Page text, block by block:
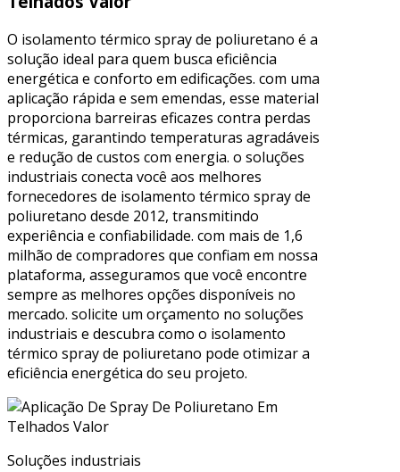
O isolamento térmico spray de poliuretano é a
solução ideal para quem busca eficiência
energética e conforto em edificações. com uma
aplicação rápida e sem emendas, esse material
proporciona barreiras eficazes contra perdas
térmicas, garantindo temperaturas agradáveis
e redução de custos com energia. o soluções
industriais conecta você aos melhores
fornecedores de isolamento térmico spray de
poliuretano desde 2012, transmitindo
experiência e confiabilidade. com mais de 1,6
milhão de compradores que confiam em nossa
plataforma, asseguramos que você encontre
sempre as melhores opções disponíveis no
mercado. solicite um orçamento no soluções
industriais e descubra como o isolamento
térmico spray de poliuretano pode otimizar a
eficiência energética do seu projeto.
Soluções industriais